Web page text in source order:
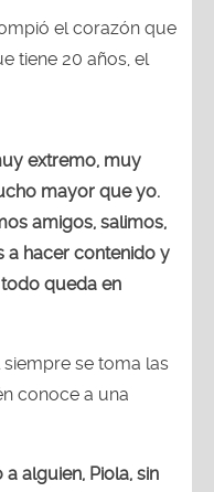
el corazón que
tiene 20 años, el
extremo, muy
mayor que yo.
amigos, salimos,
a hacer contenido y
queda en
se toma las
conoce a una
alguien, Piola, sin